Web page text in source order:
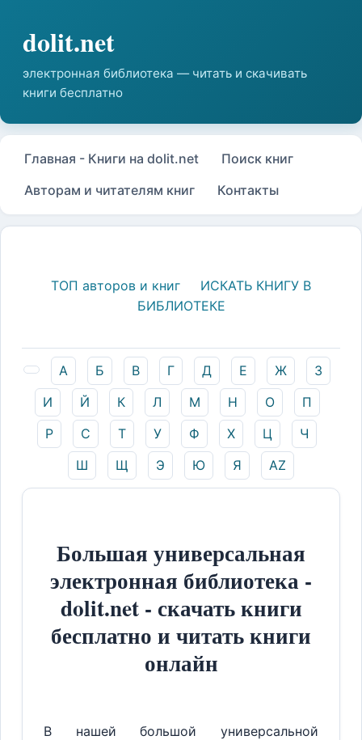
Главная - Книги на dolit.net
Поиск книг
Авторам и читателям книг
Контакты
ТОП авторов и книг
ИСКАТЬ КНИГУ В
БИБЛИОТЕКЕ
А Б В Г Д Е Ж
З
И
Й К Л М Н О
П
Р
С Т У Ф Х Ц
Ч
Ш
Щ Э Ю Я AZ
Большая универсальная
электронная библиотека -
dolit.net - скачать книги
бесплатно и читать книги
онлайн
В нашей большой универсальной